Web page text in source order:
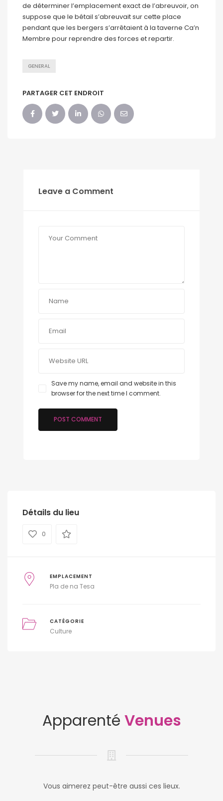
de déterminer l’emplacement exact de l’abreuvoir, on
suppose que le bétail s’abreuvait sur cette place
pendant que les bergers s’arrêtaient à la taverne Ca’n
Membre pour reprendre des forces et repartir.
GENERAL
PARTAGER CET ENDROIT
Leave a Comment
Save my name, email and website in this
browser for the next time I comment.
Détails du lieu
0
EMPLACEMENT
Pla de na Tesa
CATÉGORIE
Culture
Apparenté Venues
Vous aimerez peut-être aussi ces lieux.